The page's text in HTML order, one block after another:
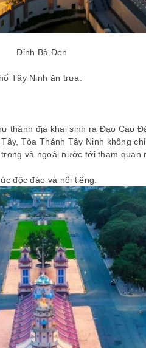
Đỉnh Bà Đen
Tây Ninh ăn trưa.
thánh địa khai sinh ra Đạo Cao
Tòa Thánh Tây Ninh không
và ngoài nước tới tham quan
độc đáo và nổi tiếng.